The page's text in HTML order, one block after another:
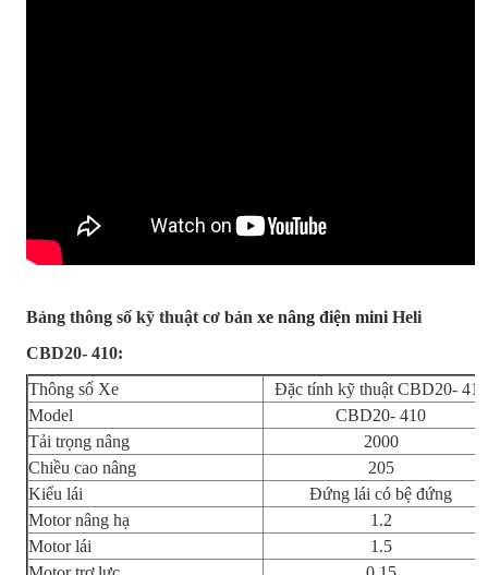
Bảng thông số kỹ thuật cơ bản xe nâng điện mini Heli
CBD20- 410:
Thông số Xe
Đặc tính kỹ thuật CBD20- 410
Model
CBD20- 410
Tải trọng nâng
2000
Chiều cao nâng
205
Kiểu lái
Đứng lái có bệ đứng
Motor nâng hạ
1.2
Motor lái
1.5